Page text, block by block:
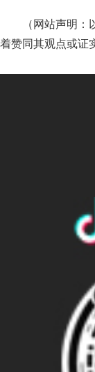
（网站声明
着赞同其观点或证